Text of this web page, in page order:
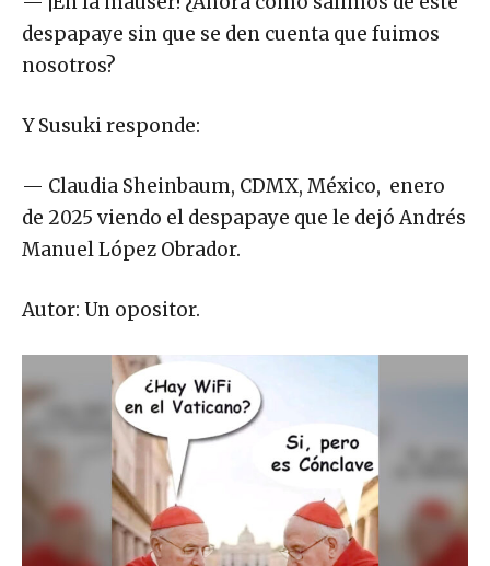
despapaye sin que se den cuenta que fuimos
nosotros?
Y Susuki responde:
— Claudia Sheinbaum, CDMX, México, enero
de 2025 viendo el despapaye que le dejó Andrés
Manuel López Obrador.
Autor: Un opositor.